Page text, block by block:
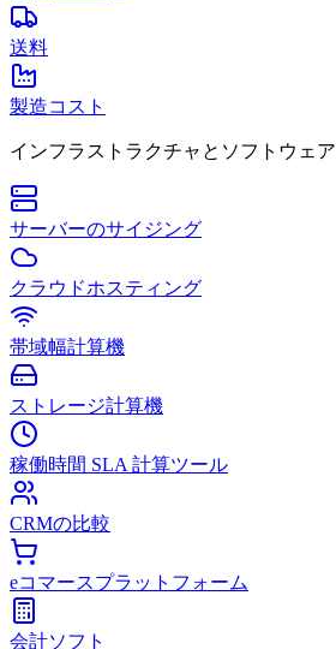
送料
製造コスト
インフラストラクチャとソフトウェア
サーバーのサイジング
クラウドホスティング
帯域幅計算機
ストレージ計算機
稼働時間 SLA 計算ツール
CRMの比較
eコマースプラットフォーム
会計ソフト